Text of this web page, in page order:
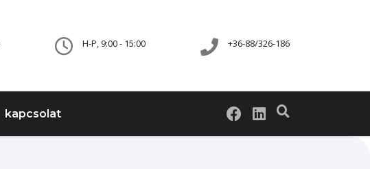
H-P, 9:00 - 15:00 +36-88/326-186
kapcsolat